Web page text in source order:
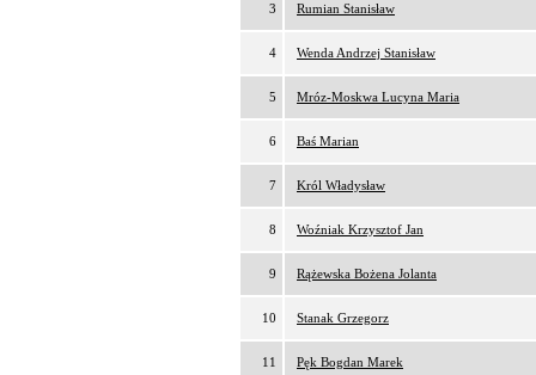
3 Rumian Stanisław
4 Wenda Andrzej Stanisław
5 Mróz-Moskwa Lucyna Maria
6 Baś Marian
7 Król Władysław
8 Woźniak Krzysztof Jan
9 Rążewska Bożena Jolanta
10 Stanak Grzegorz
11 Pęk Bogdan Marek